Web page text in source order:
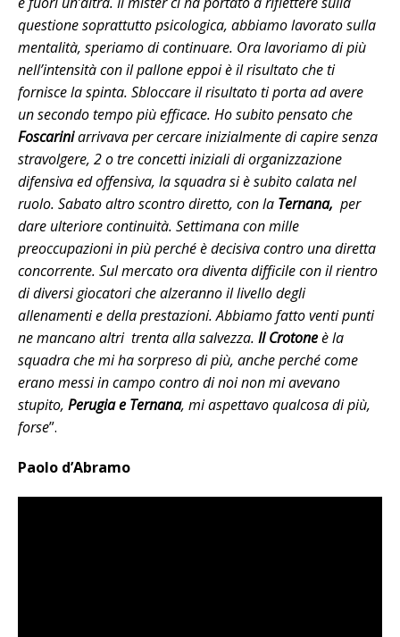
questione soprattutto psicologica, abbiamo lavorato sulla
mentalità, speriamo di continuare. Ora lavoriamo di più
nell’intensità con il pallone eppoi è il risultato che ti
fornisce la spinta. Sbloccare il risultato ti porta ad avere
un secondo tempo più efficace. Ho subito pensato che
Foscariniarrivava per cercare inizialmente di capire senza
stravolgere, 2 o tre concetti iniziali di organizzazione
difensiva ed offensiva, la squadra si è subito calata nel
ruolo. Sabato altro scontro diretto, con la Ternana, per
dare ulteriore continuità. Settimana con mille
preoccupazioni in più perché è decisiva contro una diretta
concorrente. Sul mercato ora diventa difficile con il rientro
di diversi giocatori che alzeranno il livello degli
allenamenti e della prestazioni. Abbiamo fatto venti punti
ne mancano altri trenta alla salvezza. Il Crotoneè la
squadra che mi ha sorpreso di più, anche perché come
erano messi in campo contro di noi non mi avevano
stupito, Perugia e Ternana, mi aspettavo qualcosa di più,
forse”.
Paolo d’Abramo